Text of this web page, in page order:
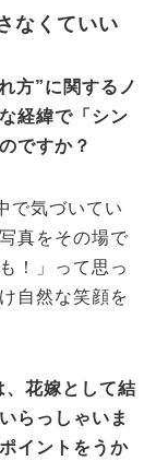
なくていい
方”に関するノ
経緯で「シン
ですか？
で気づいてい
真をその場で
！」って思っ
自然な笑顔を
、花嫁として結
らっしゃいま
イントをうか